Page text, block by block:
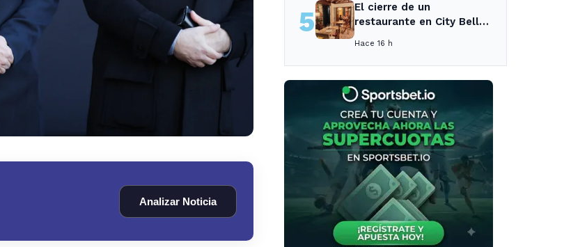
Analizar Noticia
5
El cierre de un
restaurante en City Bell
Hace 16 h